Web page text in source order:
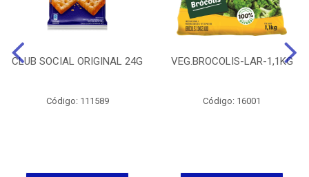
CLUB SOCIAL ORIGINAL 24G
Código: 111589
VEG.BROCOLIS-LAR-1,1KG
Código: 16001